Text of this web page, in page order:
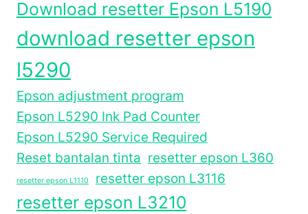
Download resetter Epson L5190
download resetter epson
l5290
Epson adjustment program
Epson L5290 Ink Pad Counter
Epson L5290 Service Required
Reset bantalan tinta resetter epson L360
resetter epson L1110 resetter epson L3116
resetter epson L3210